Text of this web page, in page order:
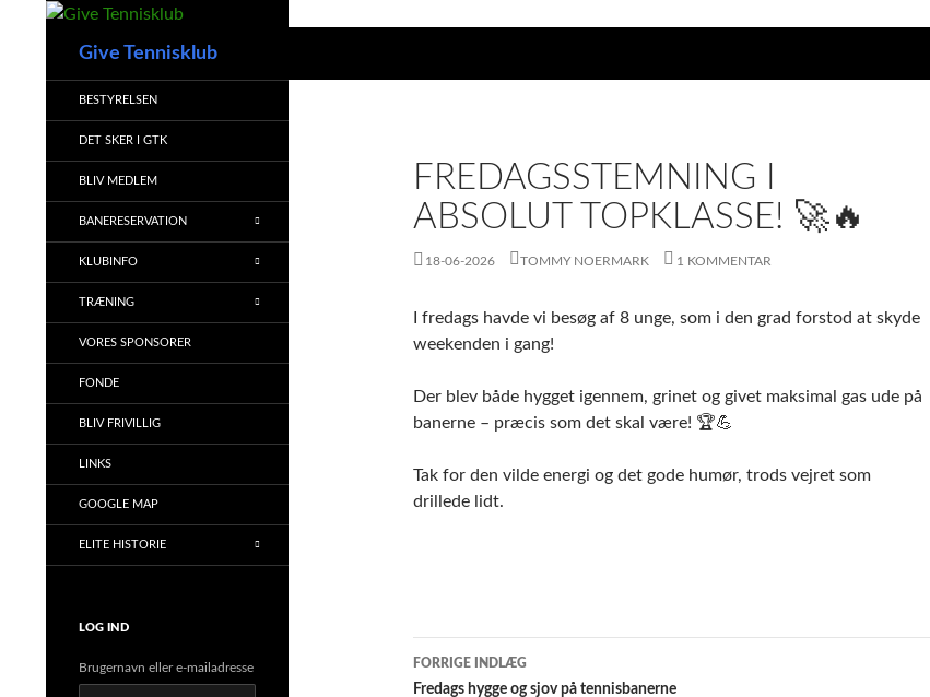
Give Tennisklub
FREDAGSSTEMNING I
ABSOLUT TOPKLASSE! 🚀🔥
18-06-2026 TOMMY NOERMARK 1 KOMMENTAR
I fredags havde vi besøg af 8 unge, som i den grad forstod at skyde
weekenden i gang!
Der blev både hygget igennem, grinet og givet maksimal gas ude på
banerne – præcis som det skal være! 🏆💪
Tak for den vilde energi og det gode humør, trods vejret som
drillede lidt.
Indlægsnavigation
FORRIGE INDLÆG
Fredags hygge og sjov på tennisbanerne
BESTYRELSEN
DET SKER I GTK
BLIV MEDLEM
BANERESERVATION
KLUBINFO
TRÆNING
VORES SPONSORER
FONDE
BLIV FRIVILLIG
LINKS
GOOGLE MAP
ELITE HISTORIE
LOG IND
Brugernavn eller e-mailadresse